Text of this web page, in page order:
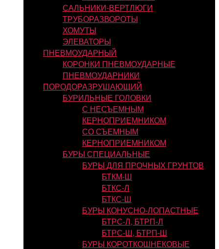
САЛЬНИКИ-ВЕРТЛЮГИ
ТРУБОРАЗВОРОТЫ
ХОМУТЫ
ЭЛЕВАТОРЫ
ПНЕВМОУДАРНЫЙ
КОРОНКИ ПНЕВМОУДАРНЫЕ
ПНЕВМОУДАРНИКИ
ПОРОДОРАЗРУШАЮЩИЙ
БУРИЛЬНЫЕ ГОЛОВКИ
С НЕСЪЕМНЫМ
КЕРНОПРИЕМНИКОМ
СО СЪЕМНЫМ
КЕРНОПРИЕМНИКОМ
БУРЫ СПЕЦИАЛЬНЫЕ
БУРЫ ДЛЯ ПРОЧНЫХ ГРУНТОВ
БТКМ-Ш
БТКС-Л
БТКС-Ш
БУРЫ КОНУСНО-ЛОПАСТНЫЕ
БТРС-Л, БТРП-Л
БТРС-Ш, БТРП-Ш
БУРЫ КОРОТКОШНЕКОВЫЕ